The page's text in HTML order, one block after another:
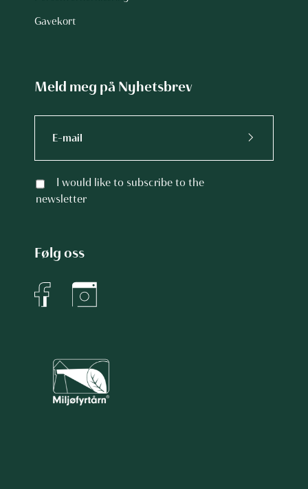
Gavekort
Meld meg på Nyhetsbrev
I would like to subscribe to the
newsletter
Følg oss